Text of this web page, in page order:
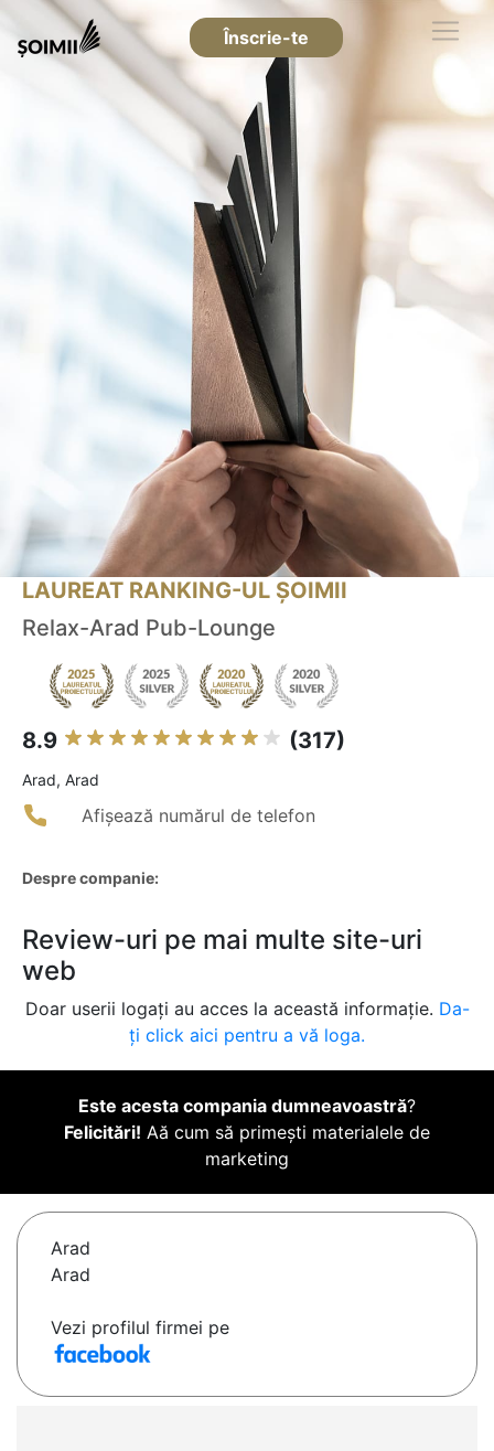
Înscrie-te
LAUREAT RANKING-UL ȘOIMII
Relax-Arad Pub-Lounge
8.9 (317)
Arad, Arad
Afișează numărul de telefon
Despre companie:
Review-uri pe mai multe site-uri
web
Doar userii logați au acces la această informație. Da-
ți click aici pentru a vă loga.
Este acesta compania dumneavoastră?
Felicitări! Aă cum să primești materialele de
marketing
Arad
Arad
Vezi profilul firmei pe